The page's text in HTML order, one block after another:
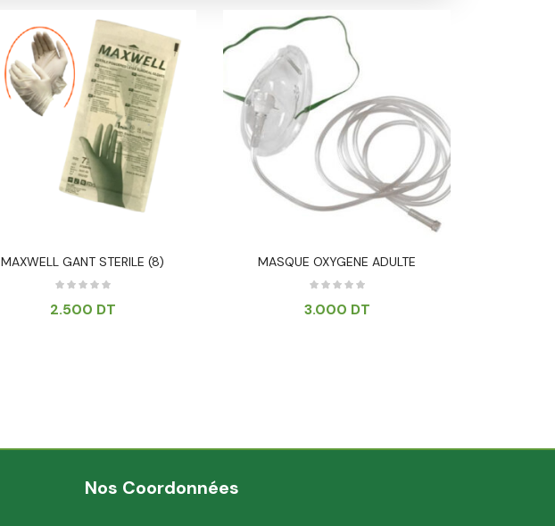
MAXWELL GANT STERILE (8)
2.500 DT
MASQUE OXYGENE ADULTE
3.000 DT
Nos Coordonnées